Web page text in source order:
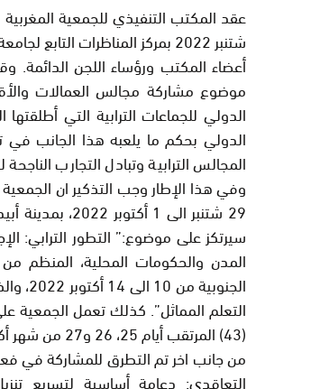
شتنبر 2022 بمركز المناظرات
أعضاء المكتب ورؤساء اللجن
موضوع مشاركة مجالس العمالات
الدولي للجماعات الترابية التي
الدولي بحكم ما يلعبه هذا الجانب في
المجالس الترابية وتبادل التجارب
وفي هذا الإطار وجب التذكير ان
29 شتنبر الى
سيرتكز على موضوع:” التطور الترابي:
المدن والحكومات المحلية، المنظم
التعلم المماثل”. كذلك تعمل الجمعية
(43) المرتقب أيام 25، 26 و27 من شهر أكتوبر 2022 بمدينة ستراسبورغ.
من جانب اخر تم التطرق للمشاركة في